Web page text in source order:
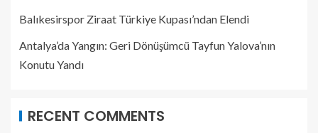
Balıkesirspor Ziraat Türkiye Kupası’ndan Elendi
Antalya’da Yangın: Geri Dönüşümcü Tayfun Yalova’nın
Konutu Yandı
RECENT COMMENTS